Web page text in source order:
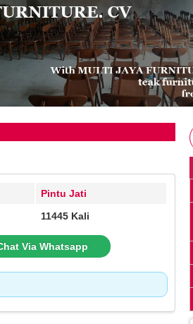
Pintu Jati
11445 Kali
Via Whatsapp